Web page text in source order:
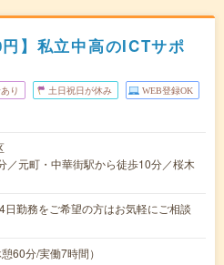
】私立中高のICTサポ
り 土日祝日が休み WEB登録OK
／元町・中華街駅から徒歩10分／桜木
日勤務をご希望の方はお気軽にご相談
60分/実働7時間）